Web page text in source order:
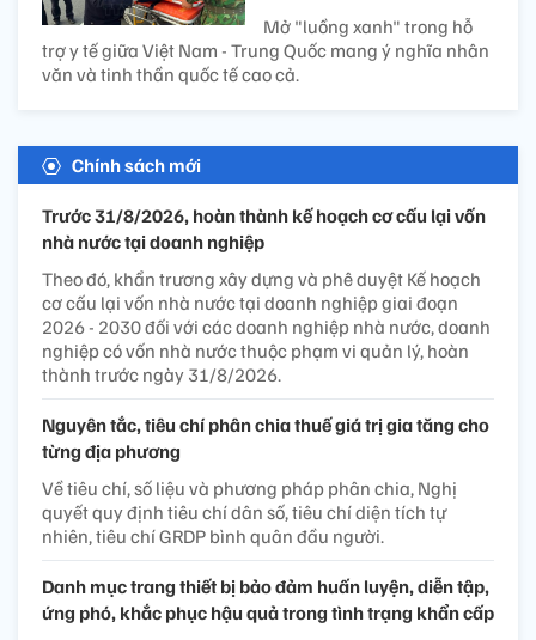
Mở "luồng xanh" trong hỗ
trợ y tế giữa Việt Nam - Trung Quốc mang ý nghĩa nhân
văn và tinh thần quốc tế cao cả.
Chính sách mới
Trước 31/8/2026, hoàn thành kế hoạch cơ cấu lại vốn
nhà nước tại doanh nghiệp
Theo đó, khẩn trương xây dựng và phê duyệt Kế hoạch
cơ cấu lại vốn nhà nước tại doanh nghiệp giai đoạn
2026 - 2030 đối với các doanh nghiệp nhà nước, doanh
nghiệp có vốn nhà nước thuộc phạm vi quản lý, hoàn
thành trước ngày 31/8/2026.
Nguyên tắc, tiêu chí phân chia thuế giá trị gia tăng cho
từng địa phương
Về tiêu chí, số liệu và phương pháp phân chia, Nghị
quyết quy định tiêu chí dân số, tiêu chí diện tích tự
nhiên, tiêu chí GRDP bình quân đầu người.
Danh mục trang thiết bị bảo đảm huấn luyện, diễn tập,
ứng phó, khắc phục hậu quả trong tình trạng khẩn cấp